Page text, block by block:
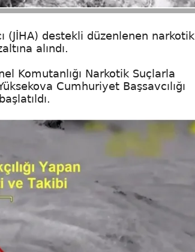
(JİHA) destekli düzenlenen narkotik
alındı.
Komutanlığı Narkotik Suçlarla
Cumhuriyet Başsavcılığı